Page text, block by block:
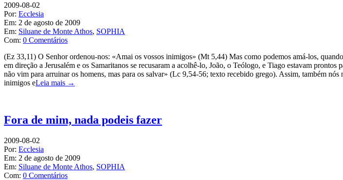
2009-08-02
Por: Ecclesia
Em: 2 de agosto de 2009
Em: Siluane de Monte Athos, SOPHIA
Com: 0 Comentários
(Ez 33,11) O Senhor ordenou-nos: «Amai os vossos inimigos» (Mt 5,44) Mas como podemos amá-los,
em direção a Jerusalém e os Samaritanos se recusaram a acolhê-lo, João, o Teólogo, e Tiago estavam
não vim para arruinar os homens, mas para os salvar» (Lc 9,54-56; texto recebido grego). Assim, também
inimigos eLeia mais →
Fora de mim, nada podeis fazer
2009-08-02
Por: Ecclesia
Em: 2 de agosto de 2009
Em: Siluane de Monte Athos, SOPHIA
Com: 0 Comentários